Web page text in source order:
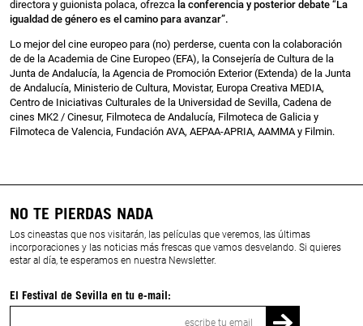
directora y guionista polaca, ofrezca la conferencia y posterior debate “La
igualdad de género es el camino para avanzar”.
Lo mejor del cine europeo para (no) perderse, cuenta con la colaboración
de de la Academia de Cine Europeo (EFA), la Consejería de Cultura de la
Junta de Andalucía, la Agencia de Promoción Exterior (Extenda) de la Junta
de Andalucía, Ministerio de Cultura, Movistar, Europa Creativa MEDIA,
Centro de Iniciativas Culturales de la Universidad de Sevilla, Cadena de
cines MK2 / Cinesur, Filmoteca de Andalucía, Filmoteca de Galicia y
Filmoteca de Valencia, Fundación AVA, AEPAA-APRIA, AAMMA y Filmin.
NO TE PIERDAS NADA
Los cineastas que nos visitarán, las películas que veremos, las últimas
incorporaciones y las noticias más frescas que vamos desvelando. Si quieres
estar al día, te esperamos en nuestra Newsletter.
El Festival de Sevilla en tu e-mail: